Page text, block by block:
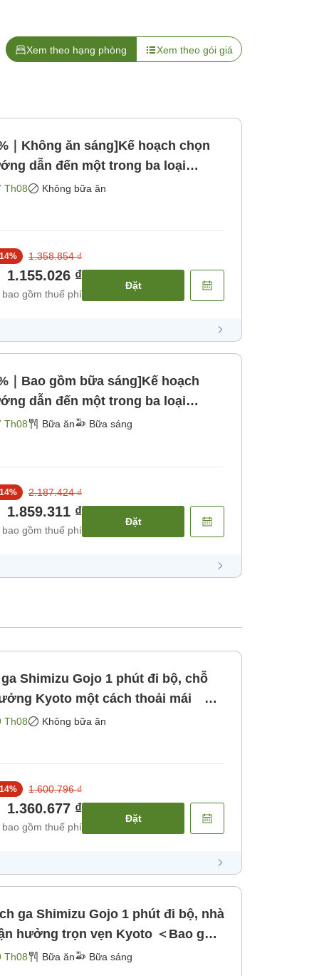
Xem theo hạng phòng Xem theo gói giá
｜Không ăn sáng]Kế hoạch chọn
dẫn đến một trong ba loại
gồm bữa ăn]
Th08 Không bữa ăn
14% 1.358.854 ₫
1.155.026 ₫
gồm thuế phí
Đặt
｜Bao gồm bữa sáng]Kế hoạch
dẫn đến một trong ba loại
Th08 Bữa ăn Bữa sáng
14% 2.187.424 ₫
1.859.311 ₫
gồm thuế phí
Đặt
Shimizu Gojo 1 phút đi bộ, chỗ
Kyoto một cách thoải mái ＜
bao gồm bữa ăn]
Th08 Không bữa ăn
14% 1.600.796 ₫
1.360.677 ₫
gồm thuế phí
Đặt
ga Shimizu Gojo 1 phút đi bộ, nhà
hưởng trọn vẹn Kyoto ＜Bao gồm
Th08 Bữa ăn Bữa sáng